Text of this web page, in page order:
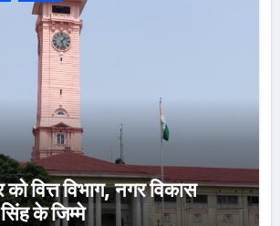
वित्त विभाग, नगर विकास
के जिम्मे